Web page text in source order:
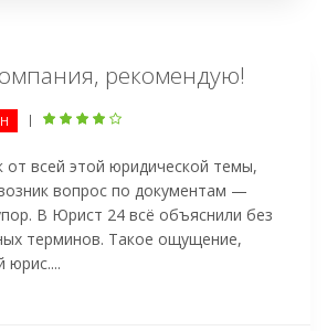
рекомендую!
|
всей этой юридической темы,
вопрос по документам —
В Юрист 24 всё объяснили без
терминов. Такое ощущение,
юрис....